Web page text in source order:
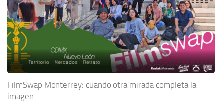
FilmSwap Monterrey: cuando otra mirada completa la
imagen